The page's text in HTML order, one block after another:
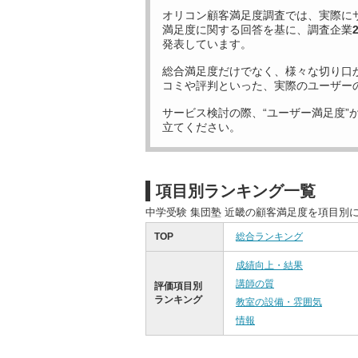
オリコン顧客満足度調査では、実際に
満足度に関する回答を基に、調査企業
発表しています。
総合満足度だけでなく、様々な切り口
コミや評判といった、実際のユーザー
サービス検討の際、“ユーザー満足度”
立てください。
項目別ランキング一覧
中学受験 集団塾 近畿の顧客満足度を項目別
TOP 総合ランキング
評価項目別
ランキング
成績向上・結果
講師の質
教室の設備・雰囲気
情報